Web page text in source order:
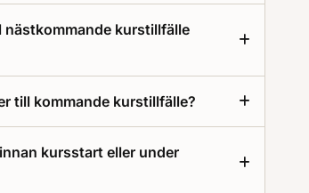
kurstillfälle
till kommande kurstillfälle?
kursstart eller under